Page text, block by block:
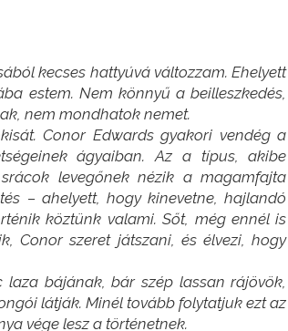
kecses hattyúvá változzam. Ehelyett
estem. Nem könnyű a beilleszkedés,
nem mondhatok nemet.
Conor Edwards gyakori vendég a
ágyaiban. Az a típus, akibe
levegőnek nézik a magamfajta
– ahelyett, hogy kinevetne, hajlandó
köztünk valami. Sőt, még ennél is
Conor szeret játszani, és élvezi, hogy
bájának, bár szép lassan rájövök,
látják. Minél tovább folytatjuk ezt az
vége lesz a történetnek.